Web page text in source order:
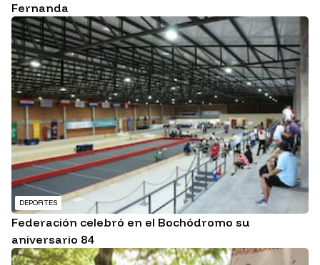
Fernanda
DEPORTES
Federación celebró en el Bochódromo su
aniversario 84